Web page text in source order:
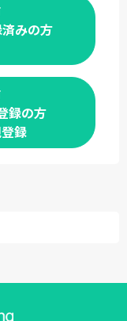
みの方
録の方
録